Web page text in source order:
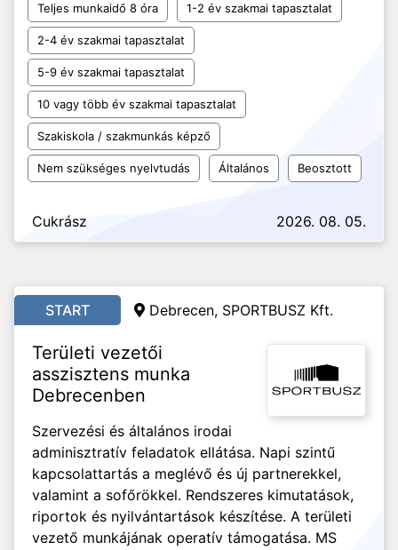
Teljes munkaidő 8 óra 1-2 év szakmai tapasztalat
2-4 év szakmai tapasztalat
5-9 év szakmai tapasztalat
10 vagy több év szakmai tapasztalat
Szakiskola / szakmunkás képző
Nem szükséges nyelvtudás Általános Beosztott
Cukrász 2026. 08. 05.
START Debrecen, SPORTBUSZ Kft.
Területi vezetői
asszisztens munka
Debrecenben
Szervezési és általános irodai
adminisztratív feladatok ellátása. Napi szintű
kapcsolattartás a meglévő és új partnerekkel,
valamint a sofőrökkel. Rendszeres kimutatások,
riportok és nyilvántartások készítése. A területi
vezető munkájának operatív támogatása. MS